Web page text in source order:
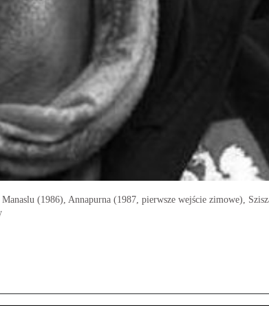
(1986), Annapurna (1987, pierwsze wejście zimowe),